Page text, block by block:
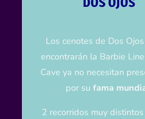
Los cenotes de Dos
encontrarán la Barbie
Cave ya no necesitan
por sufama
2 recorridos muy